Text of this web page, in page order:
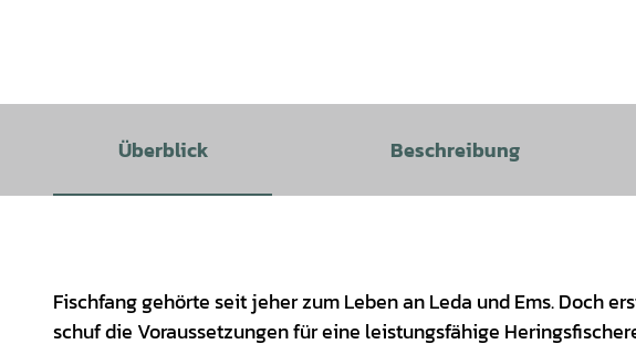
Überblick Beschreibung
Fischfang gehörte seit jeher zum Leben an Leda und Ems. Doch
schuf die Voraussetzungen für eine leistungsfähige